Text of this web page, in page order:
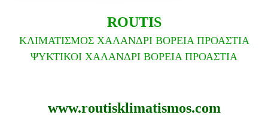
ROUTIS
ΚΛΙΜΑΤΙΣΜΟΣ ΧΑΛΑΝΔΡΙ ΒΟΡΕΙΑ ΠΡΟΑΣΤΙΑ
ΨΥΚΤΙΚΟΙ ΧΑΛΑΝΔΡΙ ΒΟΡΕΙΑ ΠΡΟΑΣΤΙΑ
www.routisklimatismos.com